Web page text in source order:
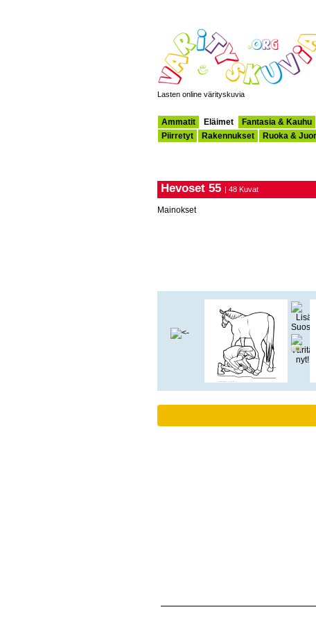
Lasten online värityskuvia
Ammatit Eläimet Fantasia & Kauhu
Piirretyt
Rakennukset Ruoka &
Hevoset 55 | 48 Kuvat
Mainokset